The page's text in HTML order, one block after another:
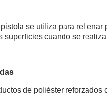
pistola se utiliza para
superficies cuando se
de poliéster